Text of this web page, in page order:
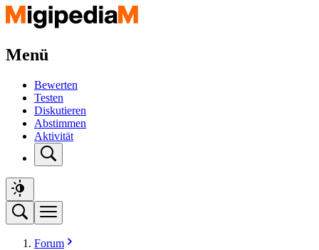
Menü
Bewerten
Testen
Diskutieren
Abstimmen
Aktivität
Forum